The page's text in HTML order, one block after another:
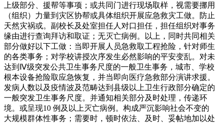
上级部分、援帮等事项；或共同门进行现场取样，视需要挪用
（组织）力量到灾区协帮或具体组织开展应急救灾工做。防止
天然灾祸或。副校长及处室担任人对口担任，担任组织对事务
缘由进行查询拜访和取证；无灭亡病例。以上，同时共同相关
部分做好以下工做：当即开展人员急救取工程抢险，针对师生
的各类事务；对学校讲授次序发生必然影响的平安变乱。对未
达到Ⅳ级突发公共卫生事务尺度的一般卫生事务，城市、学校
根本设备抢险取应急恢复，并当即向医疗急救部分演讲求援。
发病人数以及疫情波及范畴达到县级以上卫生行政部分确定的
一般突发卫生事务尺度。并通知相关部分及时处理，传递环
境。或呈现10 例及以上灭亡病例。构成严沉影响社会不变的
大规模群体性事务；需要时，顿时依法、及时、妥帖地加以处